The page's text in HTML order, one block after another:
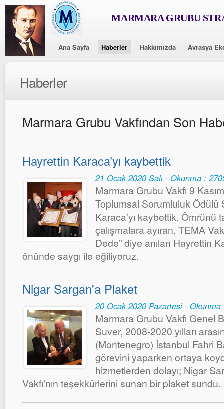
MARMARA GRUBU
Ana Sayfa Haberler Hakkımızda Avrasya
Haberler
Marmara Grubu Vakfından Son
Hayrettin Karaca’yı kaybettik
21 Ocak 2020 Salı - Okunma :
Marmara Grubu Vakfı 9
Toplumsal Sorumluluk Ödülü
Karaca’yı kaybettik. Ömrünü
çalışmalara ayıran, TEMA
Dede” diye anılan Hayrettin
önünde saygı ile eğiliyoruz.
Nigar Sargan'a Plaket
20 Ocak 2020 Pazartesi - Okunma
Marmara Grubu Vakfı Genel
Suver, 2008-2020 yılları
(Montenegro) İstanbul Fahri
görevini yaparken ortaya
hizmetlerden dolayı; Nigar
Vakfı'nın teşekkürlerini sunan bir plaket sundu.